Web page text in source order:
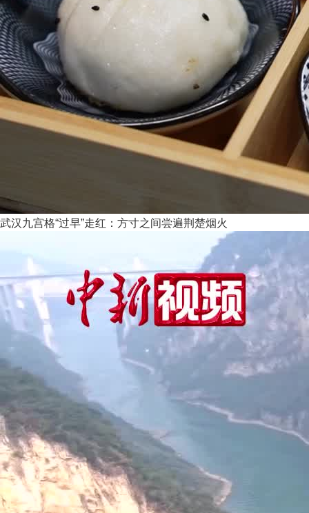
武汉九宫格“过早”走红：方寸之间尝遍荆楚烟火